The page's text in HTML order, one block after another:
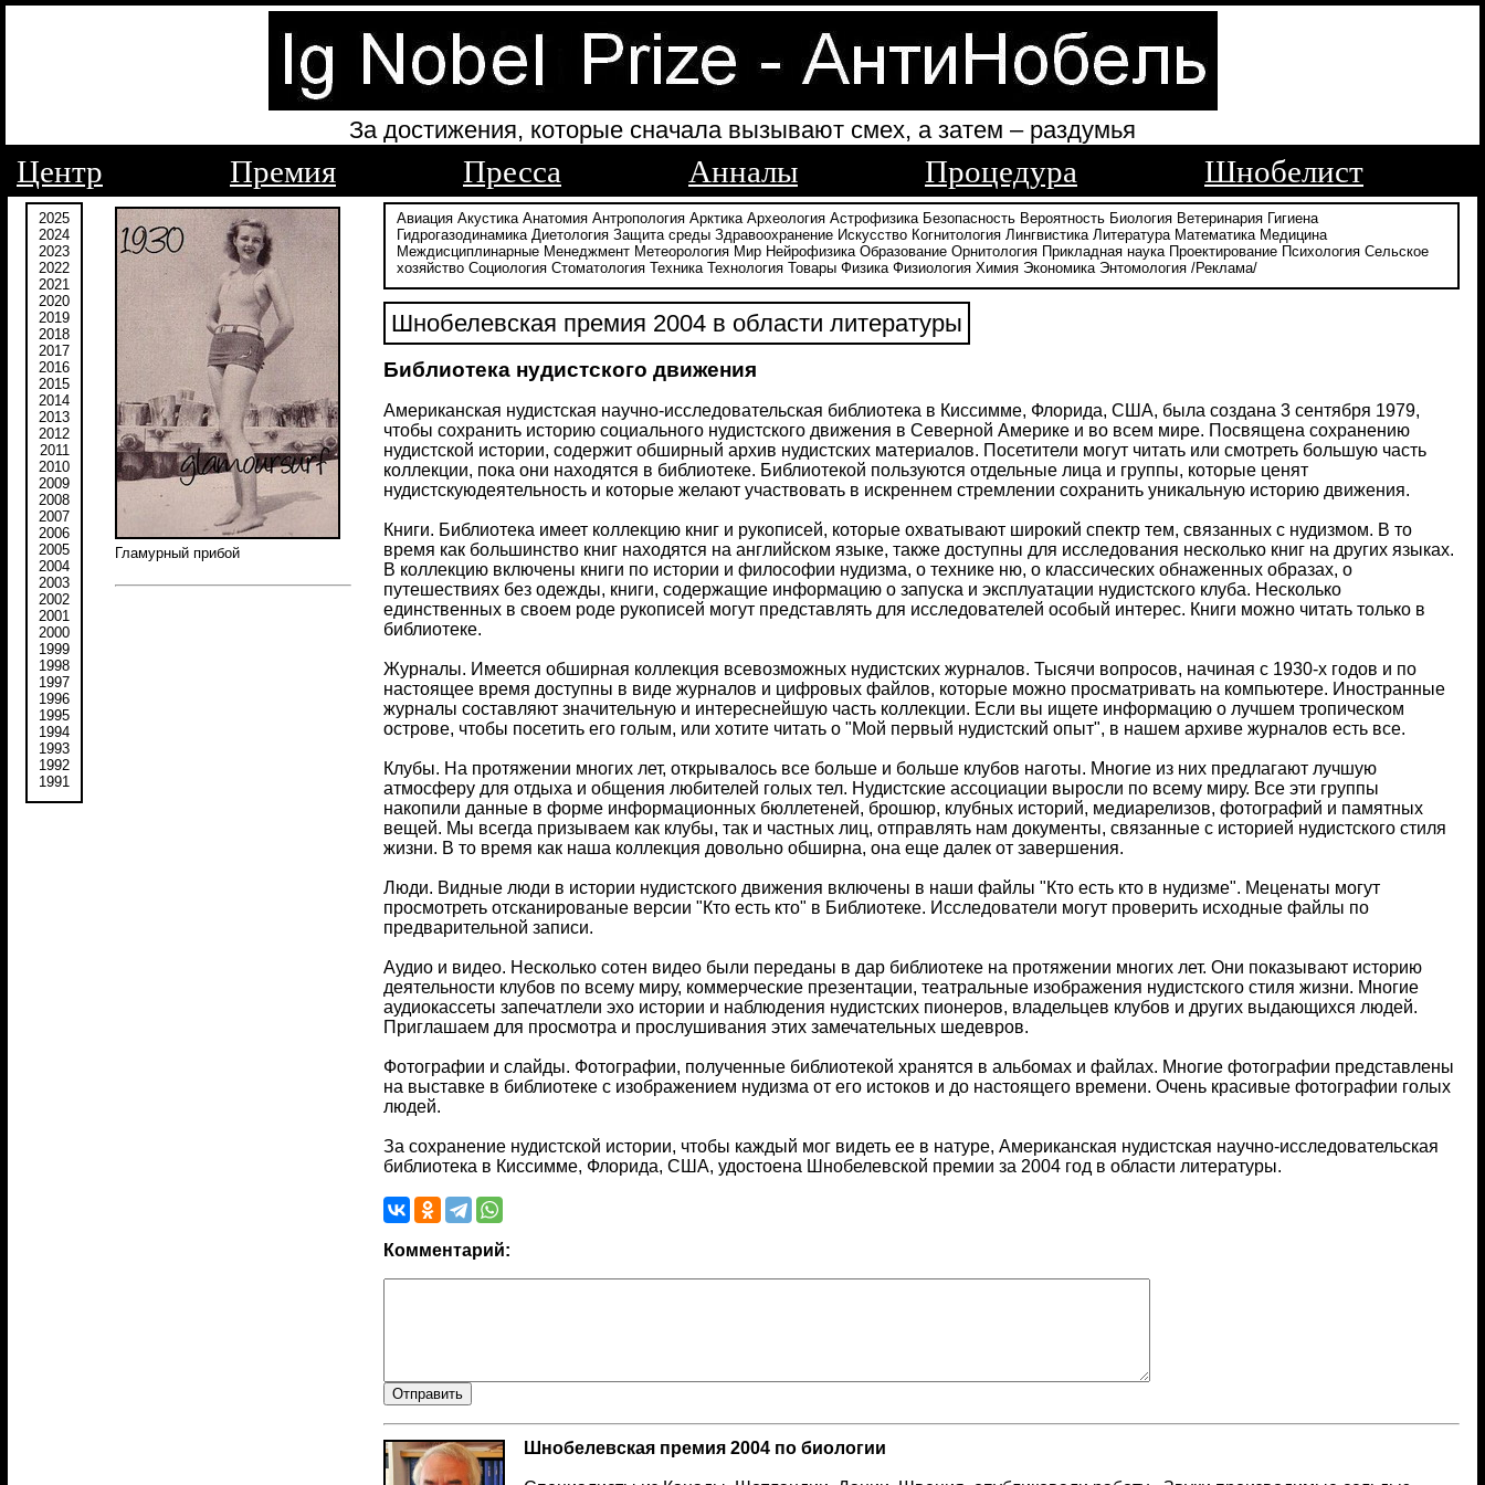
За достижения, которые сначала вызывают смех, а затем – раздумья
Центр Премия Пресса Анналы Процедура Шнобелист
2025
2024
2023
2022
2021
2020
2019
2018
2017
2016
2015
2014
2013
2012
2011
2010
2009
2008
2007
2006
2005
2004
2003
2002
2001
2000
1999
1998
1997
1996
1995
1994
1993
1992
1991
Гламурный прибой
Авиация Акустика Анатомия Антропология Арктика Археология Астрофизика Безопасность Вероятность Биология Ветеринария Гигиена
Гидрогазодинамика Диетология Защита среды Здравоохранение Искусство Когнитология Лингвистика Литература Математика Медицина
Междисциплинарные Менеджмент Метеорология Мир Нейрофизика Образование Орнитология Прикладная наука Проектирование Психология Сельское
хозяйство Социология Стоматология Техника Технология Товары Физика Физиология Химия Экономика Энтомология /Реклама/
Шнобелевская премия 2004 в области литературы
Библиотека нудистского движения
Американская нудистская научно-исследовательская библиотека в Киссимме, Флорида, США, была создана 3 сентября 1979,
чтобы сохранить историю социального нудистского движения в Северной Америке и во всем мире. Посвящена сохранению
нудистской истории, содержит обширный архив нудистских материалов. Посетители могут читать или смотреть большую часть
коллекции, пока они находятся в библиотеке. Библиотекой пользуются отдельные лица и группы, которые ценят
нудистскуюдеятельность и которые желают участвовать в искреннем стремлении сохранить уникальную историю движения.
Книги. Библиотека имеет коллекцию книг и рукописей, которые охватывают широкий спектр тем, связанных с нудизмом. В то
время как большинство книг находятся на английском языке, также доступны для исследования несколько книг на других языках.
В коллекцию включены книги по истории и философии нудизма, о технике ню, о классических обнаженных образах, о
путешествиях без одежды, книги, содержащие информацию о запуска и эксплуатации нудистского клуба. Несколько
единственных в своем роде рукописей могут представлять для исследователей особый интерес. Книги можно читать только в
библиотеке.
Журналы. Имеется обширная коллекция всевозможных нудистских журналов. Тысячи вопросов, начиная с 1930-х годов и по
настоящее время доступны в виде журналов и цифровых файлов, которые можно просматривать на компьютере. Иностранные
журналы составляют значительную и интереснейшую часть коллекции. Если вы ищете информацию о лучшем тропическом
острове, чтобы посетить его голым, или хотите читать о "Мой первый нудистский опыт", в нашем архиве журналов есть все.
Клубы. На протяжении многих лет, открывалось все больше и больше клубов наготы. Многие из них предлагают лучшую
атмосферу для отдыха и общения любителей голых тел. Нудистские ассоциации выросли по всему миру. Все эти группы
накопили данные в форме информационных бюллетеней, брошюр, клубных историй, медиарелизов, фотографий и памятных
вещей. Мы всегда призываем как клубы, так и частных лиц, отправлять нам документы, связанные с историей нудистского стиля
жизни. В то время как наша коллекция довольно обширна, она еще далек от завершения.
Люди. Видные люди в истории нудистского движения включены в наши файлы "Кто есть кто в нудизме". Меценаты могут
просмотреть отсканированые версии "Кто есть кто" в Библиотеке. Исследователи могут проверить исходные файлы по
предварительной записи.
Аудио и видео. Несколько сотен видео были переданы в дар библиотеке на протяжении многих лет. Они показывают историю
деятельности клубов по всему миру, коммерческие презентации, театральные изображения нудистского стиля жизни. Многие
аудиокассеты запечатлели эхо истории и наблюдения нудистских пионеров, владельцев клубов и других выдающихся людей.
Приглашаем для просмотра и прослушивания этих замечательных шедевров.
Фотографии и слайды. Фотографии, полученные библиотекой хранятся в альбомах и файлах. Многие фотографии представлены
на выставке в библиотеке с изображением нудизма от его истоков и до настоящего времени. Очень красивые фотографии голых
людей.
За сохранение нудистской истории, чтобы каждый мог видеть ее в натуре, Американская нудистская научно-исследовательская
библиотека в Киссимме, Флорида, США, удостоена Шнобелевской премии за 2004 год в области литературы.
Комментарий:
Шнобелевская премия 2004 по биологии